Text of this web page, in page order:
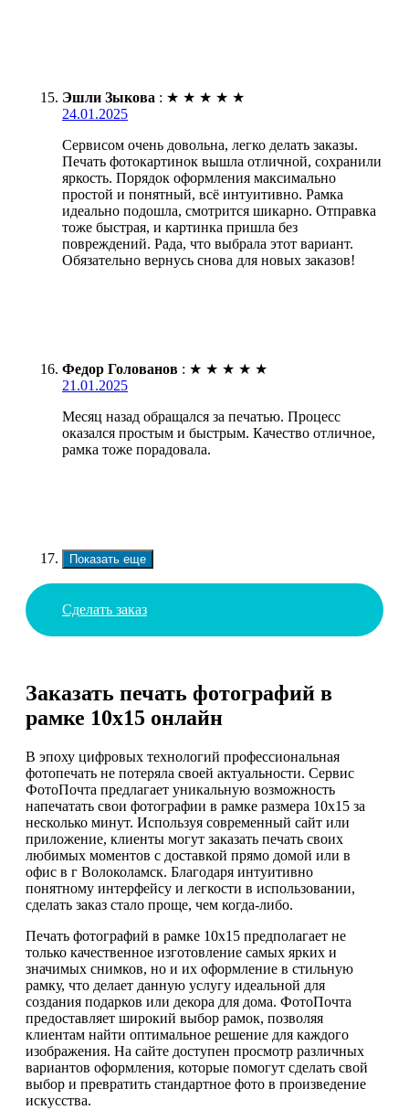
Эшли Зыкова : ★ ★ ★ ★ ★
24.01.2025
Сервисом очень довольна, легко делать заказы.
Печать фотокартинок вышла отличной, сохранили
яркость. Порядок оформления максимально
простой и понятный, всё интуитивно. Рамка
идеально подошла, смотрится шикарно. Отправка
тоже быстрая, и картинка пришла без
повреждений. Рада, что выбрала этот вариант.
Обязательно вернусь снова для новых заказов!
Федор Голованов : ★ ★ ★ ★ ★
21.01.2025
Месяц назад обращался за печатью. Процесс
оказался простым и быстрым. Качество отличное,
рамка тоже порадовала.
Показать еще
Сделать заказ
Заказать печать фотографий в
рамке 10х15 онлайн
В эпоху цифровых технологий профессиональная
фотопечать не потеряла своей актуальности. Сервис
ФотоПочта предлагает уникальную возможность
напечатать свои фотографии в рамке размера 10х15 за
несколько минут. Используя современный сайт или
приложение, клиенты могут заказать печать своих
любимых моментов с доставкой прямо домой или в
офис в г Волоколамск. Благодаря интуитивно
понятному интерфейсу и легкости в использовании,
сделать заказ стало проще, чем когда-либо.
Печать фотографий в рамке 10х15 предполагает не
только качественное изготовление самых ярких и
значимых снимков, но и их оформление в стильную
рамку, что делает данную услугу идеальной для
создания подарков или декора для дома. ФотоПочта
предоставляет широкий выбор рамок, позволяя
клиентам найти оптимальное решение для каждого
изображения. На сайте доступен просмотр различных
вариантов оформления, которые помогут сделать свой
выбор и превратить стандартное фото в произведение
искусства.